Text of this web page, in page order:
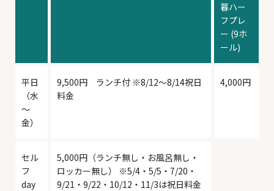
暮ハー
フプレ
ー (9ホ
ール)
平日
（水
～
金）
9,500円 ランチ付 ※8/12～8/14祝日
料金
4,000円
セル
フ
day
5,000円（ランチ無し・お風呂無し・
ロッカー無し） ※5/4・5/5・7/20・
9/21・9/22・10/12・11/3は祝日料金